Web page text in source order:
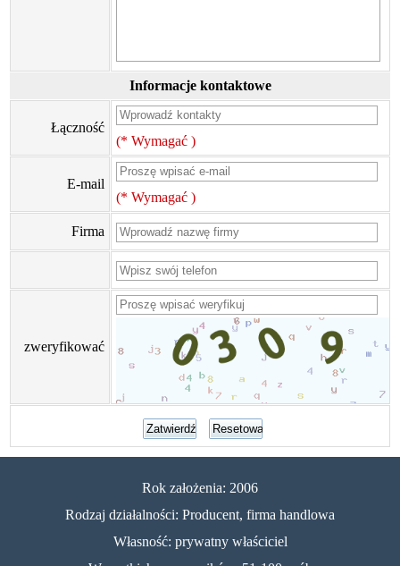
Informacje kontaktowe
Łączność
(* Wymagać )
E-mail
(* Wymagać )
Firma
zweryfikować
Rok założenia: 2006
Rodzaj działalności: Producent, firma handlowa
Własność: prywatny właściciel